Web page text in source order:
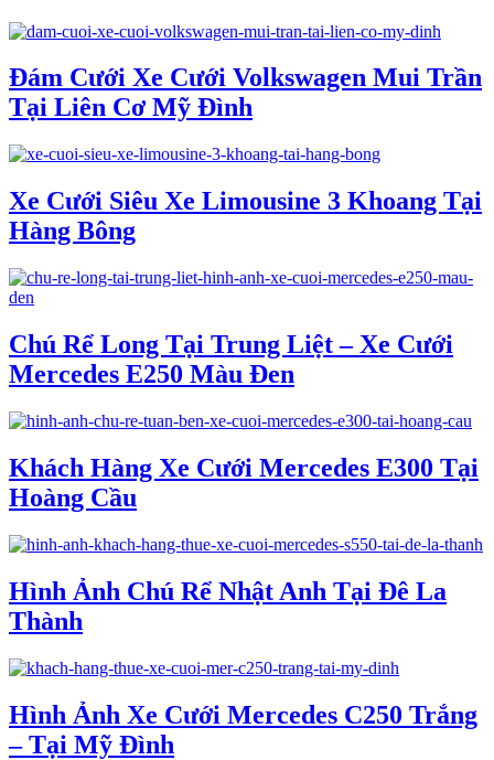
Đám Cưới Xe Cưới Volkswagen Mui Trần
Tại Liên Cơ Mỹ Đình
Xe Cưới Siêu Xe Limousine 3 Khoang Tại
Hàng Bông
Chú Rể Long Tại Trung Liệt – Xe Cưới
Mercedes E250 Màu Đen
Khách Hàng Xe Cưới Mercedes E300 Tại
Hoàng Cầu
Hình Ảnh Chú Rể Nhật Anh Tại Đê La
Thành
Hình Ảnh Xe Cưới Mercedes C250 Trắng
– Tại Mỹ Đình